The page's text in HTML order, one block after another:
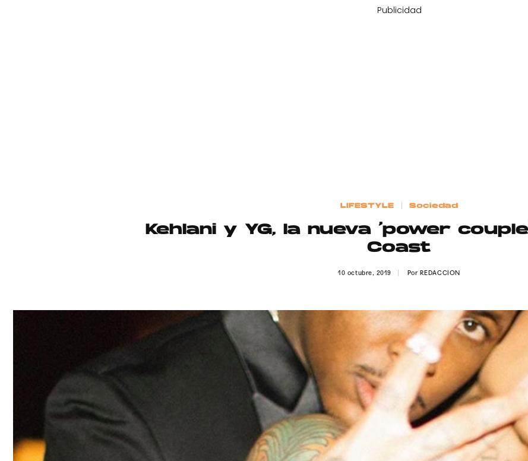
Publicidad
LIFESTYLE Sociedad
Kehlani y YG, la nueva ‘power
Coast
10 octubre, 2019 Por REDACCION